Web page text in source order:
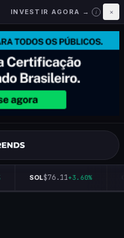
INVESTIR AGORA → i ×
SOL$76.11+3.60%